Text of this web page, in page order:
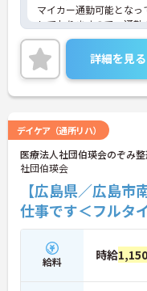
マイカー通勤可能とな
しておりますので、通
経験の方も応募できる
かしてお仕事してみませ
少しでも興味をお持ち
すので気軽にご連絡くだ
詳細を見る
デイケア（通所リハ）
医療法人社団伯瑛会のぞみ
社団伯瑛会
【広島県／広島
仕事です＜フルタ
給料 時給